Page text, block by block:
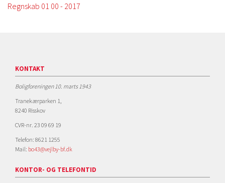
Regnskab 01 00 - 2017
KONTAKT
Boligforeningen 10. marts 1943
Tranekærparken 1,
8240 Risskov
CVR-nr. 23 09 69 19
Telefon: 8621 1255
Mail: bo43@vejlby-bf.dk
KONTOR- OG TELEFONTID